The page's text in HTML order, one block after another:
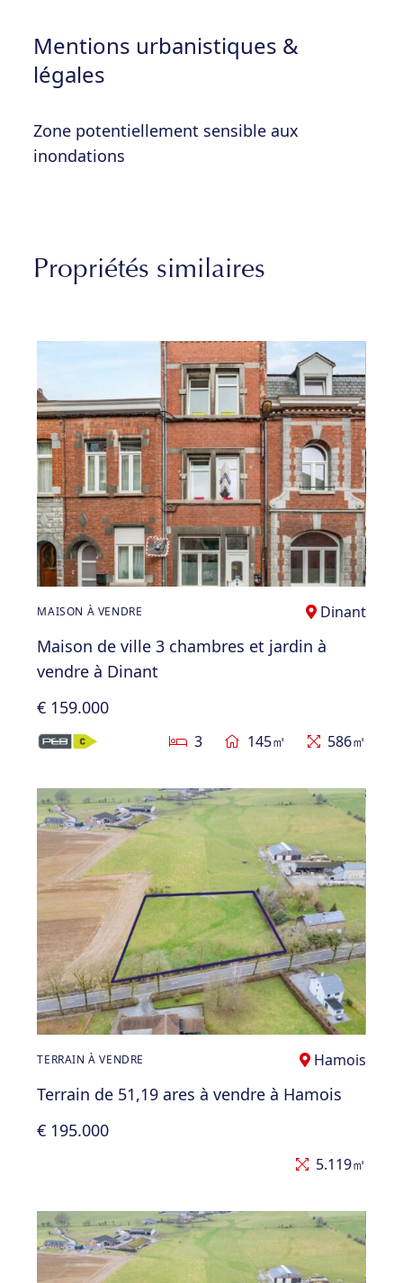
Mentions urbanistiques &
légales
Zone potentiellement sensible aux
inondations
Propriétés similaires
MAISON À VENDRE Dinant
Maison de ville 3 chambres et jardin à
vendre à Dinant
€ 159.000
3 145㎡ 586㎡
TERRAIN À VENDRE Hamois
Terrain de 51,19 ares à vendre à Hamois
€ 195.000
5.119㎡